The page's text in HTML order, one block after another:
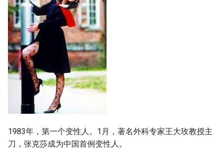
1983年，第一个变性人。1月，著名外科专家王大玫教授主
刀，张克莎成为中国首例变性人。